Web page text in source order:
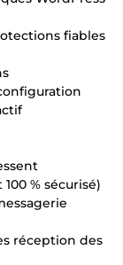
fiables
% sécurisé)
réception des